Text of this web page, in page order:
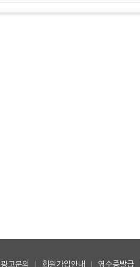
광고문의 회원가입안내 영수증발급